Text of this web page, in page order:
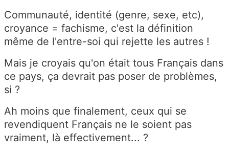
Communauté, identité (genre, sexe, etc),
croyance = fachisme, c'est la définition
même de l'entre-soi qui rejette les autres !
Mais je croyais qu'on était tous Français dans
ce pays, ça devrait pas poser de problèmes,
si ?
Ah moins que finalement, ceux qui se
revendiquent Français ne le soient pas
vraiment, là effectivement... ?